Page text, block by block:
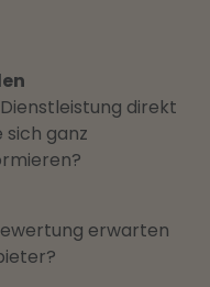
direkt
ganz
erwarten